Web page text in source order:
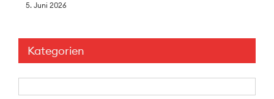
5. Juni 2026
Kategorien